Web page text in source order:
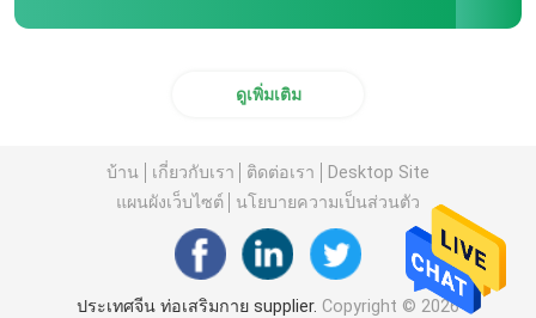
หลอดสลามข้าวโพด
ดูเพิ่มเติม
บ้าน เกี่ยวกับเรา ติดต่อเรา
Desktop Site
แผนผังเว็บไซต์
นโยบายความเป็นส่วนตัว
ประเทศจีน ท่อเสริมกาย supplier. Copyright © 2026